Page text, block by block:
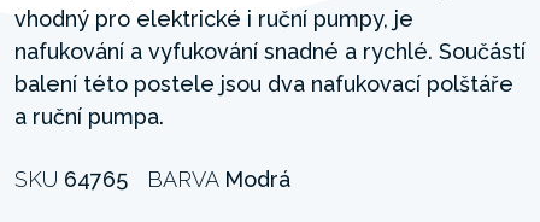
vhodný pro elektrické i ruční pumpy, je
nafukování a vyfukování snadné a rychlé. Součástí
balení této postele jsou dva nafukovací polštáře
a ruční pumpa.
SKU 64765 BARVA Modrá